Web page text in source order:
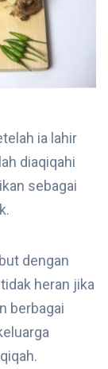
ia lahir
diaqiqahi
sebagai
dengan
heran jika
berbagai